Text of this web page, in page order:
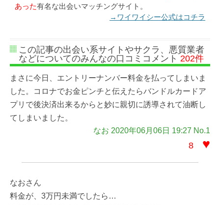
あった有名な出会いマッチングサイト。
→ワイワイシー公式はコチラ
この記事の出会い系サイトやサクラ、悪質業者
などについてのみんなの口コミコメント 202件
まさに今日、エントリーナンバー料金を払ってしまいま
した。コロナでお金ピンチと伝えたらバンドルカードア
プリで後決済出来るからと妙に親切に誘導されて油断し
てしまいました。
なお 2020年06月06日 19:27 No.1
8 ♥
なおさん
料金が、3万円未満でしたら…